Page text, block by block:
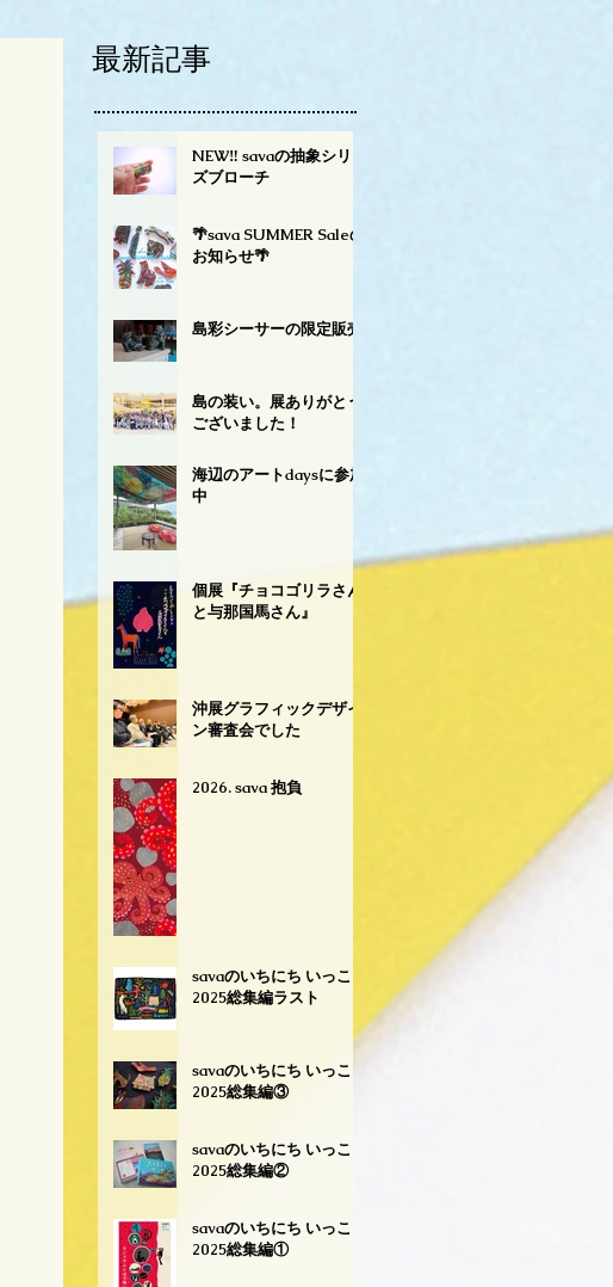
最新記事
NEW‼︎ savaの抽象シリー
ズブローチ
🌴sava SUMMER Saleの
お知らせ🌴
島彩シーサーの限定販売
島の装い。展ありがとう
ございました！
海辺のアートdaysに参加
中
個展『チョコゴリラさん
と与那国馬さん』
沖展グラフィックデザイ
ン審査会でした
2026. sava 抱負
savaのいちにち いっこ
2025総集編ラスト
savaのいちにち いっこ
2025総集編③
savaのいちにち いっこ
2025総集編②
savaのいちにち いっこ
2025総集編①